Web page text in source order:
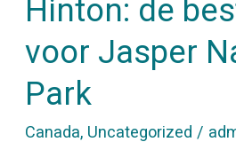
Hinton: de
voor Jasper
Park
Canada, Uncategorized /